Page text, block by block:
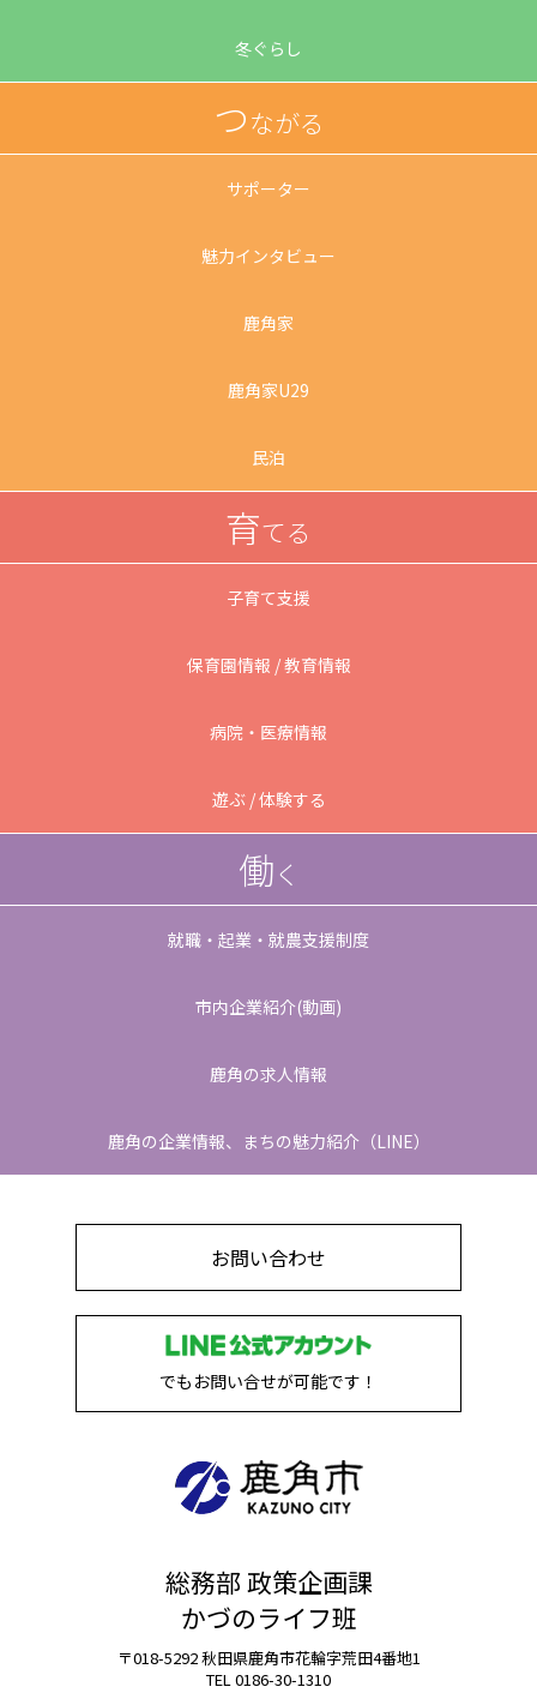
冬ぐらし
つながる
サポーター
魅力インタビュー
鹿角家
鹿角家U29
民泊
育てる
子育て支援
保育園情報 / 教育情報
病院・医療情報
遊ぶ / 体験する
働く
就職・起業・就農支援制度
市内企業紹介(動画)
鹿角の求人情報
鹿角の企業情報、 まちの魅力紹介（LINE）
お問い合わせ
でもお問い合せが可能です！
総務部 政策企画課
かづのライフ班
〒018-5292 秋田県鹿角市花輪字荒田4番地1
TEL 0186-30-1310